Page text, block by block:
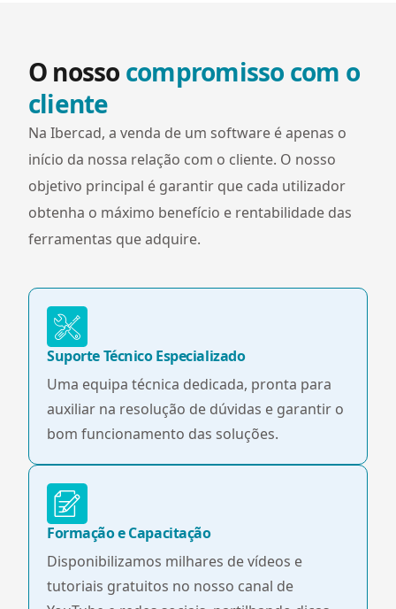
O nosso compromisso com o
cliente
Na Ibercad, a venda de um software é apenas o
início da nossa relação com o cliente. O nosso
objetivo principal é garantir que cada utilizador
obtenha o máximo benefício e rentabilidade das
ferramentas que adquire.
Suporte Técnico Especializado
Uma equipa técnica dedicada, pronta para
auxiliar na resolução de dúvidas e garantir o
bom funcionamento das soluções.
Formação e Capacitação
Disponibilizamos milhares de vídeos e
tutoriais gratuitos no nosso canal de